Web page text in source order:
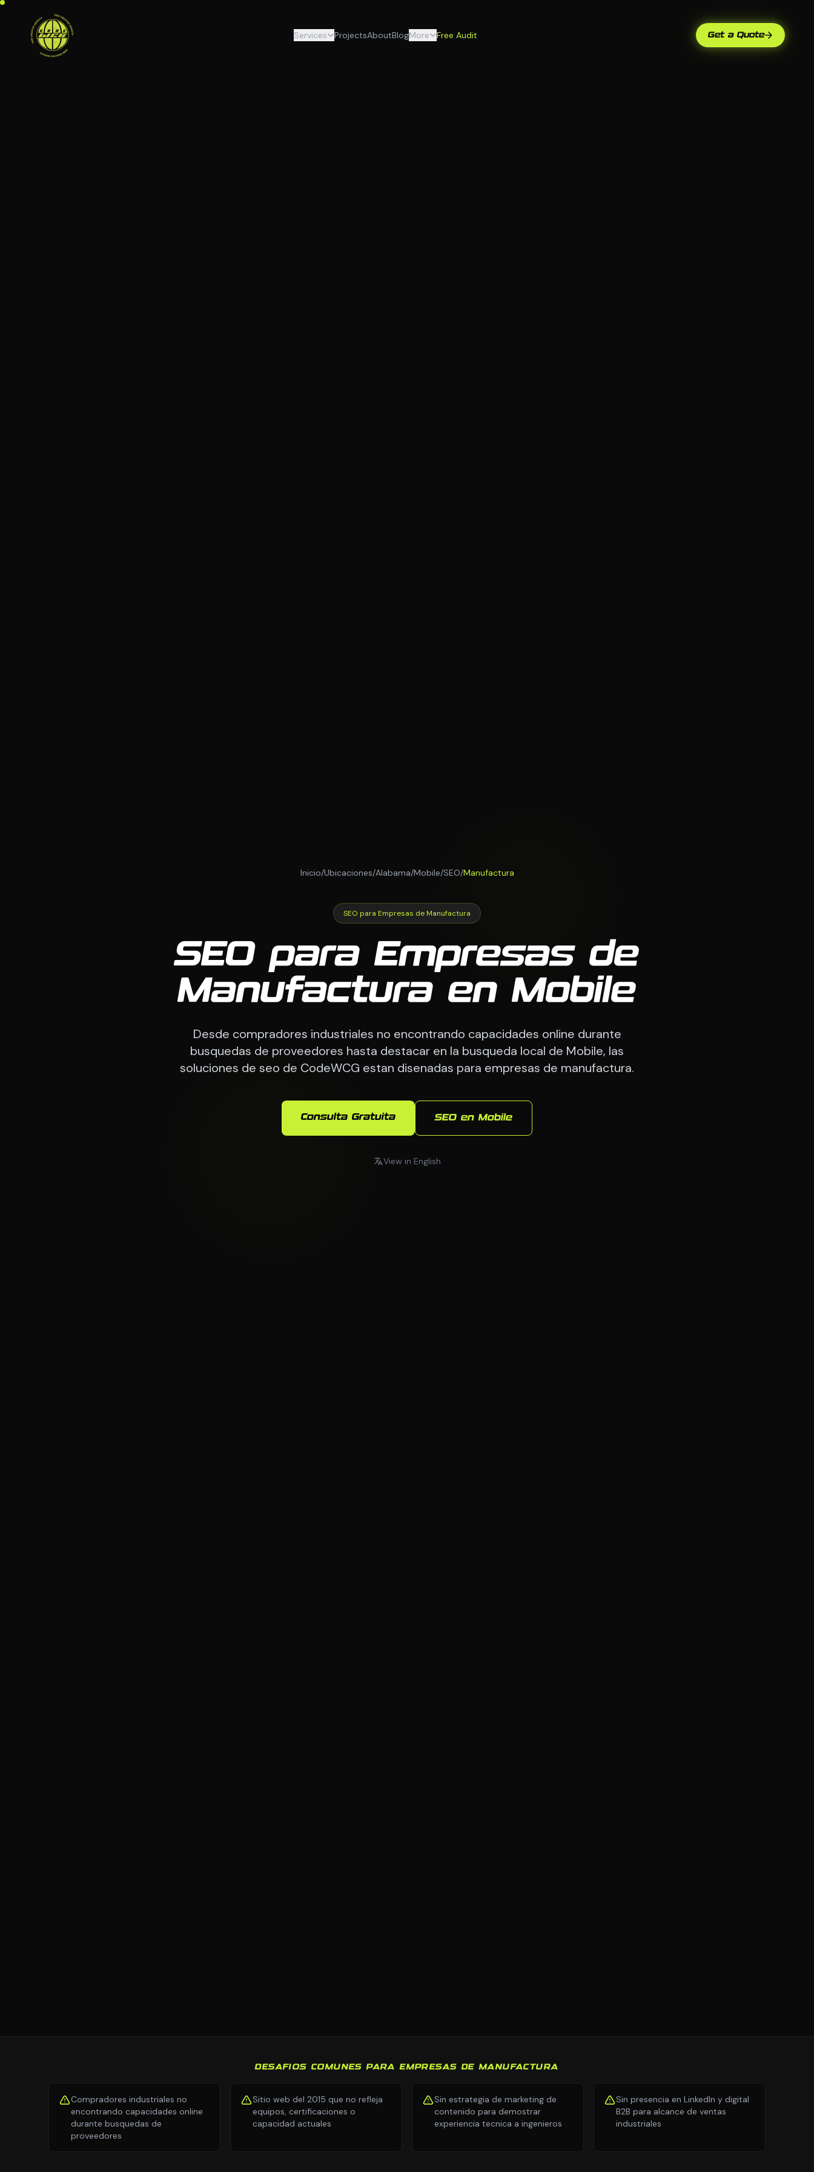
Services ProjectsAboutBlogMore Free Audit Get a Quote
Inicio/Ubicaciones/Alabama/Mobile/SEO/Manufactura
SEO para Empresas de Manufactura
SEO para Empresas de
Manufactura en Mobile
Desde compradores industriales no encontrando capacidades online durante
busquedas de proveedores hasta destacar en la busqueda local de Mobile, las
soluciones de seo de CodeWCG estan disenadas para empresas de manufactura.
Consulta Gratuita SEO en Mobile
View in English
DESAFIOS COMUNES PARA EMPRESAS DE MANUFACTURA
Compradores industriales no
encontrando capacidades online
durante busquedas de
proveedores
Sitio web del 2015 que no refleja
equipos, certificaciones o
capacidad actuales
Sin estrategia de marketing de
contenido para demostrar
experiencia tecnica a ingenieros
Sin presencia en LinkedIn y digital
B2B para alcance de ventas
industriales